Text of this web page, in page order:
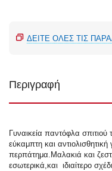
ΔΕΊΤΕ ΌΛΕΣ ΤΙΣ
Περιγραφή
Γυναικεία παντόφλα
εύκαμπτη και
περπάτημα.Μαλακιά και
εσωτερικά,και ιδιαίτερο